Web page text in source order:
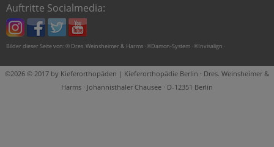
Auftritte Socialmedia:
Bilder dieser Seite von: © Dres. Weinsheimer & Harms · ©Damon-System · ©Invisalign ·
©2026 © 2017 by Kieferorthopäden | Kieferorthopädie Berlin · Dres. Weinsheimer &
Harms · Johannisthaler Chausee · D-12351 Berlin